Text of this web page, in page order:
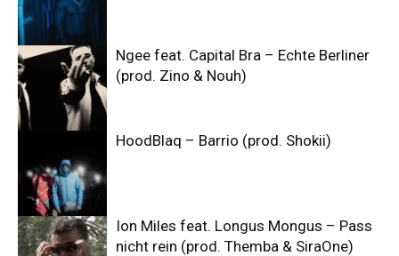
Ngee feat. Capital Bra – Echte Berliner
(prod. Zino & Nouh)
HoodBlaq – Barrio (prod. Shokii)
Ion Miles feat. Longus Mongus – Pass
nicht rein (prod. Themba & SiraOne)